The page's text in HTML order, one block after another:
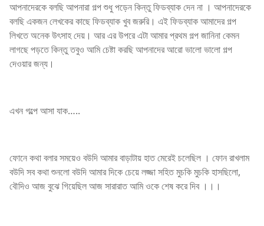
আপনাদেরকে বলছি আপনারা গল্প শুধু পড়েন কিন্তু ফিডব্যাক দেন না । আপনাদেরকে
বলছি একজন লেখকের কাছে ফিডব্যাক খুব জরুরি। এই ফিডব্যাক আমাদের গল্প
লিখতে অনেক উৎসাহ দেয়। আর এর উপরে এটা আমার প্রথম গল্প জানিনা কেমন
লাগছে পড়তে কিন্তু তবুও আমি চেষ্টা করছি আপনাদের আরো ভালো ভালো গল্প
দেওয়ার জন্য।
এখন গল্পে আসা যাক…..
ফোনে কথা বলার সময়েও বউদি আমার বাড়াটায় হাত মেরেই চলেছিল । ফোন রাখলাম
বউদি সব কথা শুনলো বউদি আমার দিকে চেয়ে লজ্জা সহিত মুচকি মুচকি হাসছিলো,
বৌদিও আজ বুঝে গিয়েছিল আজ সারারাত আমি ওকে শেষ করে দিব ।।।